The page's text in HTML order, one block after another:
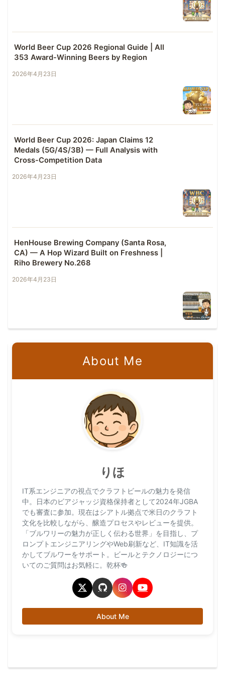
World Beer Cup 2026 Regional Guide | All
353 Award-Winning Beers by Region
2026年4月23日
World Beer Cup 2026: Japan Claims 12
Medals (5G/4S/3B) — Full Analysis with
Cross-Competition Data
2026年4月23日
HenHouse Brewing Company (Santa Rosa,
CA) — A Hop Wizard Built on Freshness |
Riho Brewery No.268
2026年4月23日
About Me
りほ
IT系エンジニアの視点でクラフトビールの魅力を発信
中。日本のビアジャッジ資格保持者として2024年JGBA
でも審査に参加。現在はシアトル拠点で米日のクラフト
文化を比較しながら、醸造プロセスやレビューを提供。
「ブルワリーの魅力が正しく伝わる世界」を目指し、プ
ロンプトエンジニアリングやWeb刷新など、IT知識を活
かしてブルワーをサポート。ビールとテクノロジーにつ
いてのご質問はお気軽に。乾杯🍻
About Me